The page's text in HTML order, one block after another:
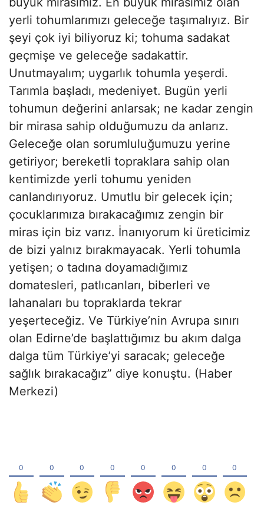
yerli tohumlarımızı geleceğe taşımalıyız. Bir
şeyi çok iyi biliyoruz ki; tohuma sadakat
geçmişe ve geleceğe sadakattir.
Unutmayalım; uygarlık tohumla yeşerdi.
Tarımla başladı, medeniyet. Bugün yerli
tohumun değerini anlarsak; ne kadar zengin
bir mirasa sahip olduğumuzu da anlarız.
Geleceğe olan sorumluluğumuzu yerine
getiriyor; bereketli topraklara sahip olan
kentimizde yerli tohumu yeniden
canlandırıyoruz. Umutlu bir gelecek için;
çocuklarımıza bırakacağımız zengin bir
miras için biz varız. İnanıyorum ki üreticimiz
de bizi yalnız bırakmayacak. Yerli tohumla
yetişen; o tadına doyamadığımız
domatesleri, patlıcanları, biberleri ve
lahanaları bu topraklarda tekrar
yeşerteceğiz. Ve Türkiye’nin Avrupa sınırı
olan Edirne’de başlattığımız bu akım dalga
dalga tüm Türkiye’yi saracak; geleceğe
sağlık bırakacağız” diye konuştu. (Haber
Merkezi)